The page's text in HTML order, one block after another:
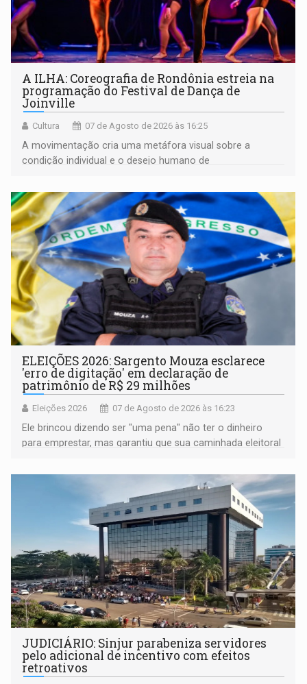
A ILHA: Coreografia de Rondônia estreia na
programação do Festival de Dança de
Joinville
Cultura 07 de Agosto de 2026 às 16:25
A movimentação cria uma metáfora visual sobre a
condição individual e o desejo humano de
ELEIÇÕES 2026: Sargento Mouza esclarece
'erro de digitação' em declaração de
patrimônio de R$ 29 milhões
Eleições 2026 07 de Agosto de 2026 às 16:23
Ele brincou dizendo ser "uma pena" não ter o dinheiro
para emprestar, mas garantiu que sua caminhada eleitoral
JUDICIÁRIO: Sinjur parabeniza servidores
pelo adicional de incentivo com efeitos
retroativos